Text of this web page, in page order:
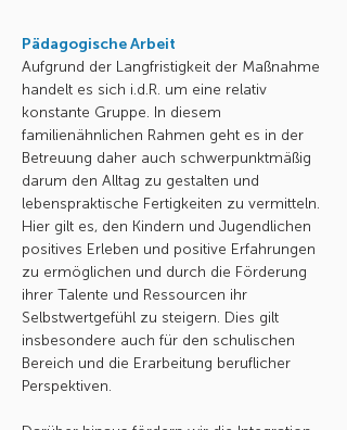
Pädagogische Arbeit
Aufgrund der Langfristigkeit der Maßnahme
handelt es sich i.d.R. um eine relativ
konstante Gruppe. In diesem
familienähnlichen Rahmen geht es in der
Betreuung daher auch schwerpunktmäßig
darum den Alltag zu gestalten und
lebenspraktische Fertigkeiten zu vermitteln.
Hier gilt es, den Kindern und Jugendlichen
positives Erleben und positive Erfahrungen
zu ermöglichen und durch die Förderung
ihrer Talente und Ressourcen ihr
Selbstwertgefühl zu steigern. Dies gilt
insbesondere auch für den schulischen
Bereich und die Erarbeitung beruflicher
Perspektiven.